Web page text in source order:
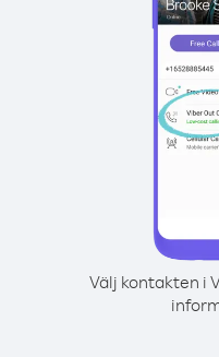
Välj kontakten i